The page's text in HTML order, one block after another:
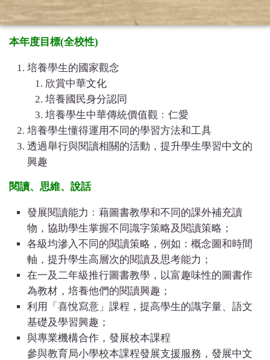
本年度目標(全校性)
培養學生的國家觀念
欣賞中華文化
培養國民身分認同
培養學生中華傳統價值觀﹕仁愛
培養學生懂得運用不同的學習方法和工具
透過舉行與閱讀相關的活動，提升學生學習中文的
興趣
閱讀、思維、說話
發展閱讀能力﹕藉圖書教學和不同的課外補充讀
物，協助學生掌握不同識字策略及閱讀策略；
各級均滲入不同的閱讀策略，例如：概念圖和時間
軸，提升學生高層次的閱讀及思考能力；
在一及二年級推行圖書教學，以富趣味性的圖書作
為教材，培養他們的閱讀興趣；
利用「喜悅寫意」課程，提高學生的識字量、語文
基礎及學習興趣；
與專業機構合作，發展校本課程
參與教育局小學校本課程發展支援服務，發展中文